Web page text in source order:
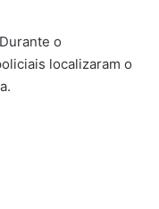
o
localizaram o